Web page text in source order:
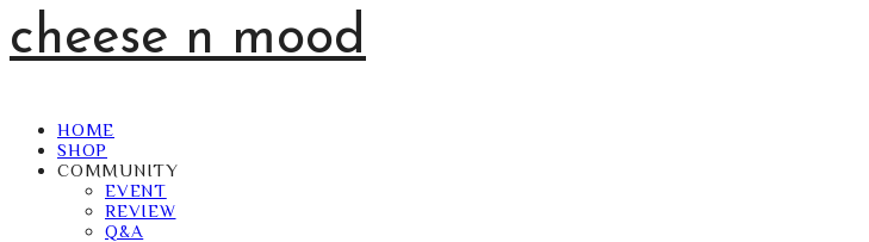
cheese n mood
HOME
SHOP
COMMUNITY
EVENT
REVIEW
Q&A